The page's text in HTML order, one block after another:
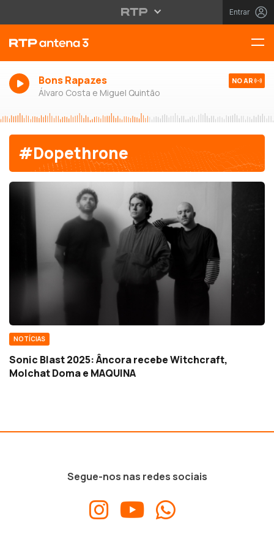
Entrar
Bons Rapazes
Álvaro Costa e Miguel Quintão
NO AR
#Dopethrone
NOTÍCIAS
Sonic Blast 2025: Âncora recebe Witchcraft,
Molchat Doma e MAQUINA
Segue-nos nas redes sociais